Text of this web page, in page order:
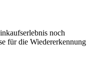
noch
für die Wiedererkennung